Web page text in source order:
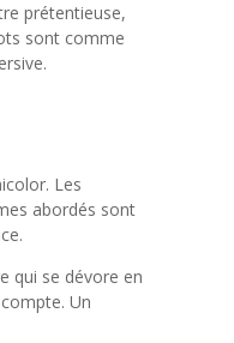
prétentieuse,
sont comme
Les
abordés sont
qui se dévore en
Un